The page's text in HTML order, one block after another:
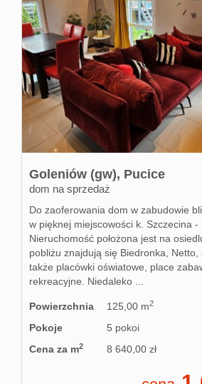
Goleniów (gw), Pucice
dom na sprzedaż
Do zaoferowania dom w zabudowie
w pięknej miejscowości k. Szczecina -
Nieruchomość położona jest na
pobliżu znajdują się Biedronka, Netto,
także placówki oświatowe, place
rekreacyjne. Niedaleko ...
Powierzchnia 125,00 m2
Pokoje
5 pokoi
Cena za m2 8 640,00 zł